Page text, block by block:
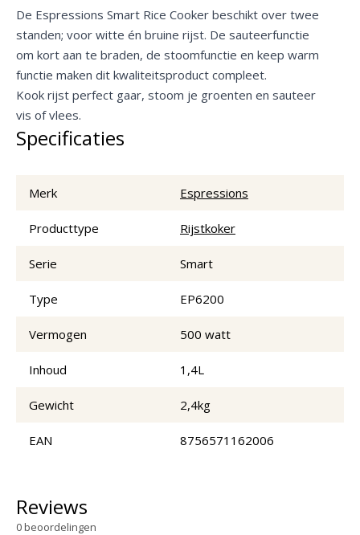
De Espressions Smart Rice Cooker beschikt over twee
standen; voor witte én bruine rijst. De sauteerfunctie
om kort aan te braden, de stoomfunctie en keep warm
functie maken dit kwaliteitsproduct compleet.
Kook rijst perfect gaar, stoom je groenten en sauteer
vis of vlees.
Specificaties
Merk Espressions
Producttype Rijstkoker
Serie Smart
Type EP6200
Vermogen 500 watt
Inhoud 1,4L
Gewicht 2,4kg
EAN 8756571162006
Reviews
0beoordelingen